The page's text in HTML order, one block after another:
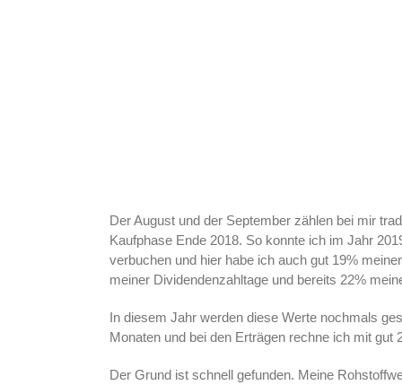
Der August und der September zählen bei mir
Kaufphase Ende 2018. So konnte ich im Jahr
verbuchen und hier habe ich auch gut 19%
meiner Dividendenzahltage und bereits 22%
In diesem Jahr werden diese Werte nochmals
Monaten und bei den Erträgen rechne ich mit gut
Der Grund ist schnell gefunden. Meine